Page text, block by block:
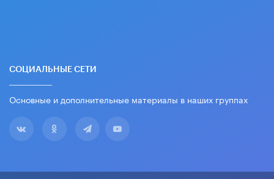
СОЦИАЛЬНЫЕ СЕТИ
Основные и дополнительные материалы в наших группах